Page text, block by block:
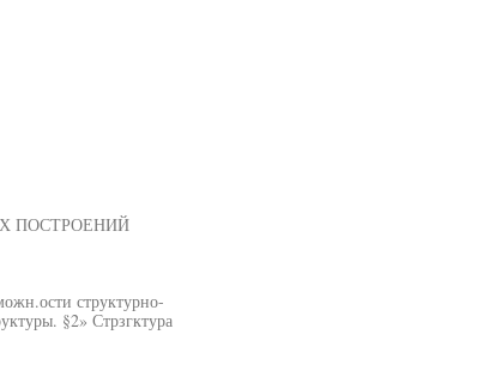
ПОСТРОЕНИЙ
структурно-
§2» Стрзгктура